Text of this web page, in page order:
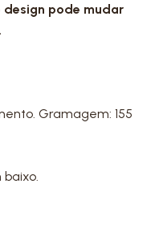
design pode mudar
Gramagem: 155
baixo.